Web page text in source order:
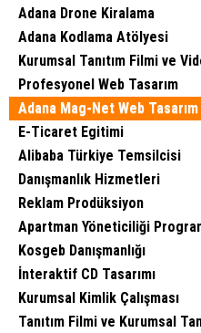
Adana Drone Kiralama
Adana Kodlama Atölyesi
Kurumsal Tanıtım Filmi ve
Profesyonel Web Tasarım
Adana Mag-Net Web Tasarım
E-Ticaret Egitimi
Alibaba Türkiye Temsilcisi
Danışmanlık Hizmetleri
Reklam Prodüksiyon
Apartman Yöneticiliği
Kosgeb Danışmanlığı
İnteraktif CD Tasarımı
Kurumsal Kimlik Çalışması
Tanıtım Filmi ve Kurumsal